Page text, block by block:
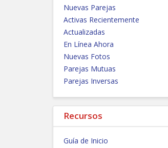
Nuevas Parejas
Activas Recientemente
Actualizadas
En Línea Ahora
Nuevas Fotos
Parejas Mutuas
Parejas Inversas
Recursos
Guía de Inicio